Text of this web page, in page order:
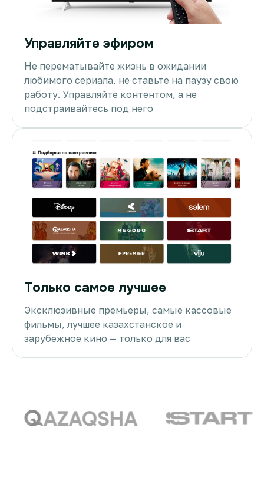
Управляйте эфиром
Не перематывайте жизнь в ожидании
любимого сериала, не ставьте на паузу свою
работу. Управляйте контентом, а не
подстраивайтесь под него
Только самое лучшее
Эксклюзивные премьеры, самые кассовые
фильмы, лучшее казахстанское и
зарубежное кино — только для вас